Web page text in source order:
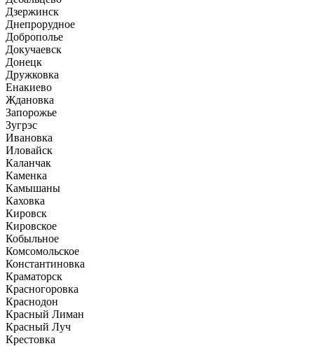
Дзержинск
Днепрорудное
Доброполье
Докучаевск
Донецк
Дружковка
Енакиево
Ждановка
Запорожье
Зугрэс
Ивановка
Иловайск
Каланчак
Каменка
Камышаны
Каховка
Кировск
Кировское
Кобыльное
Комсомольское
Константиновка
Краматорск
Красногоровка
Краснодон
Красный Лиман
Красный Луч
Крестовка